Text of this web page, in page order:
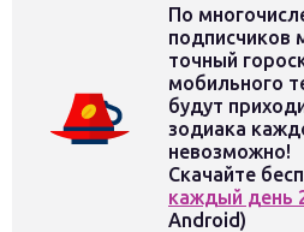
По
подписчиков
точный
мобильного
будут
зодиака
невозможно!
Скачайте
каждый день
Android)